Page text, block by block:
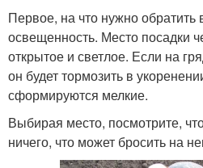
Первое, на что нужно обратить
освещенность. Место посадки
открытое и светлое. Если на
он будет тормозить в
сформируются мелкие.
Выбирая место, посмотрите,
ничего, что может бросить на